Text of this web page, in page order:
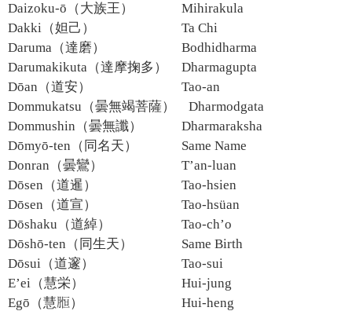
Daizoku-ō（大族王）
Mihirakula
Dakki（妲己）
Ta Chi
Daruma（達磨）
Bodhidharma
Darumakikuta（達摩掬多）
Dharmagupta
Dōan（道安）
Tao-an
Dommukatsu（曇無竭菩薩）
Dharmodgata
Dommushin（曇無讖）
Dharmaraksha
Dōmyō-ten（同名天）
Same Name
Donran（曇鸞）
T’an-luan
Dōsen（道暹）
Tao-hsien
Dōsen（道宣）
Tao-hsüan
Dōshaku（道綽）
Tao-ch’o
Dōshō-ten（同生天）
Same Birth
Dōsui（道邃）
Tao-sui
E’ei（慧栄）
Hui-jung
Egō（慧）
Hui-heng